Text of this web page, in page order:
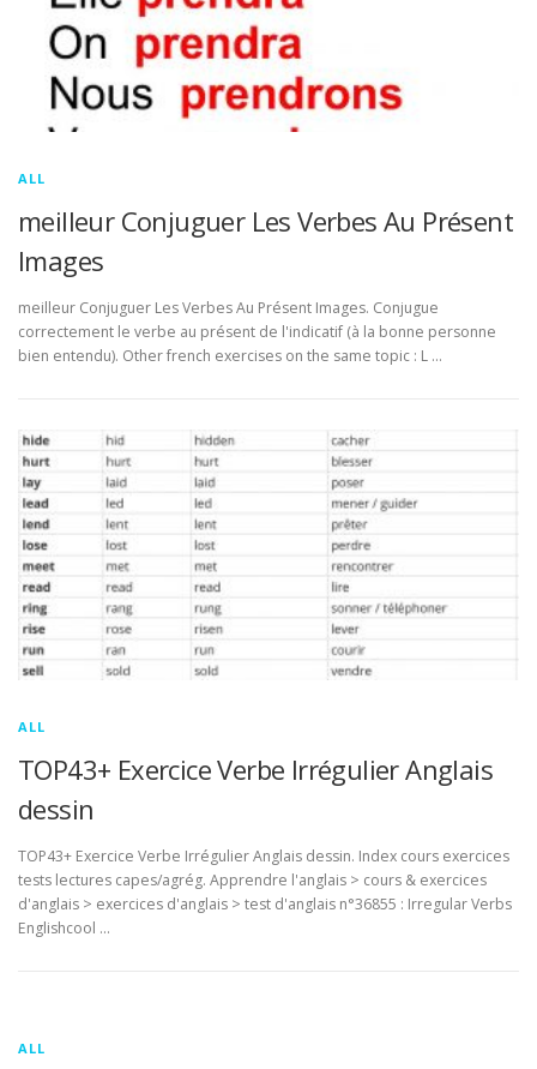
ALL
meilleur Conjuguer Les Verbes Au Présent
Images
meilleur Conjuguer Les Verbes Au Présent Images. Conjugue
correctement le verbe au présent de l'indicatif (à la bonne personne
bien entendu). Other french exercises on the same topic : L …
ALL
TOP43+ Exercice Verbe Irrégulier Anglais
dessin
TOP43+ Exercice Verbe Irrégulier Anglais dessin. Index cours exercices
tests lectures capes/agrég. Apprendre l'anglais > cours & exercices
d'anglais > exercices d'anglais > test d'anglais n°36855 : Irregular Verbs
Englishcool …
ALL